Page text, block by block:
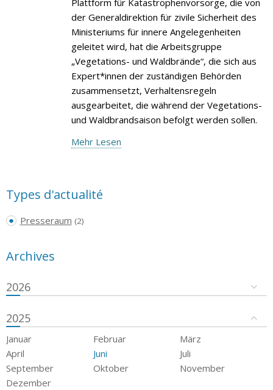
der Generaldirektion für zivile Sicherheit des
Ministeriums für innere Angelegenheiten
geleitet wird, hat die Arbeitsgruppe
„Vegetations- und Waldbrände“, die sich aus
Expert*innen der zuständigen Behörden
zusammensetzt, Verhaltensregeln
ausgearbeitet, die während der Vegetations-
und Waldbrandsaison befolgt werden sollen.
Mehr Lesen
Types d'actualité
Presseraum (2)
Archives
2026
2025
Januar Februar
März
April
Juni
Juli
September
Oktober
November
Dezember